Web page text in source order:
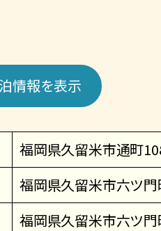
情報を表示
福岡県久留米市通町
福岡県久留米市六ツ門
福岡県久留米市六ツ門